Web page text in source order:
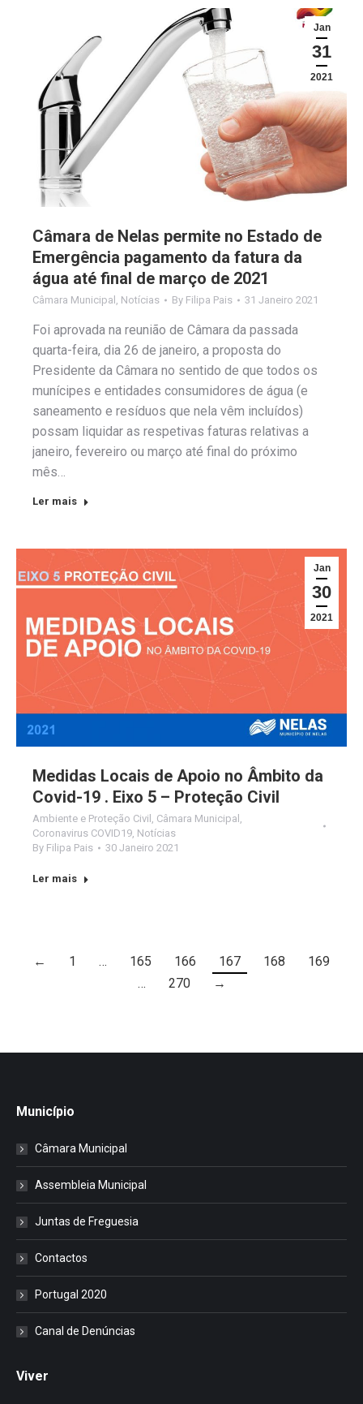
Jan
31
2021
Câmara de Nelas permite no Estado de
Emergência pagamento da fatura da
água até final de março de 2021
Câmara Municipal Notícias By Filipa Pais 31 Janeiro 2021
Foi aprovada na reunião de Câmara da passada
quarta-feira, dia 26 de janeiro, a proposta do
Presidente da Câmara no sentido de que todos os
munícipes e entidades consumidores de água (e
saneamento e resíduos que nela vêm incluídos)
possam liquidar as respetivas faturas relativas a
janeiro, fevereiro ou março até final do próximo
mês…
Ler mais
Jan
30
2021
Medidas Locais de Apoio no Âmbito da
Covid-19 . Eixo 5 – Proteção Civil
Ambiente e Proteção Civil , Câmara Municipal ,
Coronavirus COVID19, Notícias
By Filipa Pais 30 Janeiro 2021
Ler mais
← 1 … 165 166 167 168
169
…
270 →
Município
Câmara Municipal
Assembleia Municipal
Juntas de Freguesia
Contactos
Portugal 2020
Canal de Denúncias
Viver